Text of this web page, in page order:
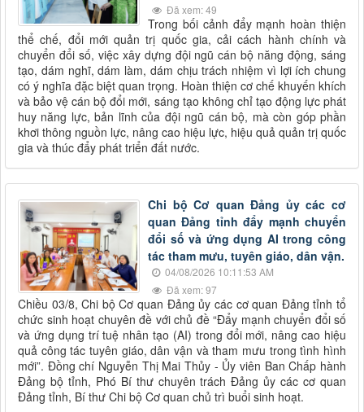
Đã xem: 49
Trong bối cảnh đẩy mạnh hoàn thiện
thể chế, đổi mới quản trị quốc gia, cải cách hành chính và
chuyển đổi số, việc xây dựng đội ngũ cán bộ năng động, sáng
tạo, dám nghĩ, dám làm, dám chịu trách nhiệm vì lợi ích chung
có ý nghĩa đặc biệt quan trọng. Hoàn thiện cơ chế khuyến khích
và bảo vệ cán bộ đổi mới, sáng tạo không chỉ tạo động lực phát
huy năng lực, bản lĩnh của đội ngũ cán bộ, mà còn góp phần
khơi thông nguồn lực, nâng cao hiệu lực, hiệu quả quản trị quốc
gia và thúc đẩy phát triển đất nước.
Chi bộ Cơ quan Đảng ủy các cơ
quan Đảng tỉnh đẩy mạnh chuyển
đổi số và ứng dụng AI trong công
tác tham mưu, tuyên giáo, dân vận.
04/08/2026 10:11:53 AM
Đã xem: 97
Chiều 03/8, Chi bộ Cơ quan Đảng ủy các cơ quan Đảng tỉnh tổ
chức sinh hoạt chuyên đề với chủ đề “Đẩy mạnh chuyển đổi số
và ứng dụng trí tuệ nhân tạo (AI) trong đổi mới, nâng cao hiệu
quả công tác tuyên giáo, dân vận và tham mưu trong tình hình
mới”. Đồng chí Nguyễn Thị Mai Thủy - Ủy viên Ban Chấp hành
Đảng bộ tỉnh, Phó Bí thư chuyên trách Đảng ủy các cơ quan
Đảng tỉnh, Bí thư Chi bộ Cơ quan chủ trì buổi sinh hoạt.